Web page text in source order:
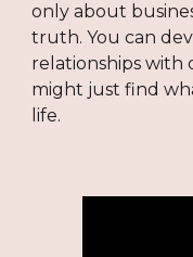
only about
truth. You can
relationships with
might just find
life.